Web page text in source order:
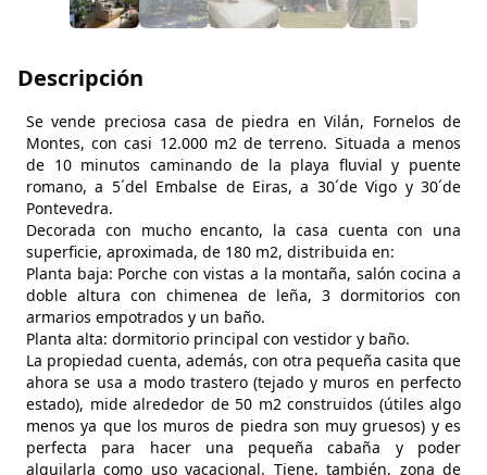
Descripción
Se vende preciosa casa de piedra en Vilán, Fornelos de
Montes, con casi 12.000 m2 de terreno. Situada a menos
de 10 minutos caminando de la playa fluvial y puente
romano, a 5´del Embalse de Eiras, a 30´de Vigo y 30´de
Pontevedra.
Decorada con mucho encanto, la casa cuenta con una
superficie, aproximada, de 180 m2, distribuida en:
Planta baja: Porche con vistas a la montaña, salón cocina a
doble altura con chimenea de leña, 3 dormitorios con
armarios empotrados y un baño.
Planta alta: dormitorio principal con vestidor y baño.
La propiedad cuenta, además, con otra pequeña casita que
ahora se usa a modo trastero (tejado y muros en perfecto
estado), mide alrededor de 50 m2 construidos (útiles algo
menos ya que los muros de piedra son muy gruesos) y es
perfecta para hacer una pequeña cabaña y poder
alquilarla como uso vacacional. Tiene, también, zona de